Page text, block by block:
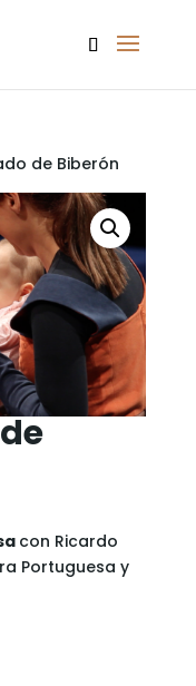
de Biberón
con Ricardo
Portuguesa y